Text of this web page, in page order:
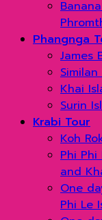
Phangnga
James
Khai
Surin
Krabi Tour
Koh
Phi Phi
and
One
Phi Le